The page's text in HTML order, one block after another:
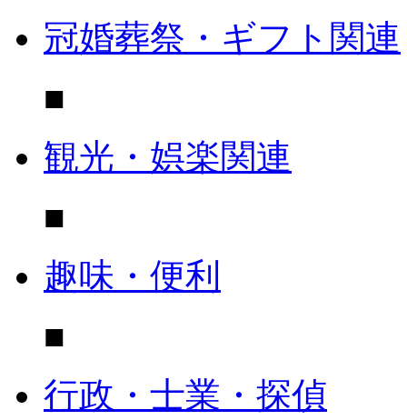
冠婚葬祭・ギフト関連
■
観光・娯楽関連
■
趣味・便利
■
行政・士業・探偵